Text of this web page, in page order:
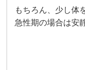
もちろん、少し体
急性期の場合は安